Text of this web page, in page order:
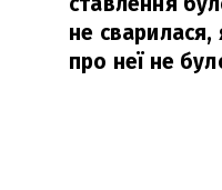
не сварилася,
про неї не